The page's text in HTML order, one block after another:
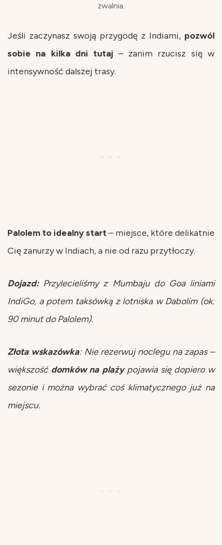
zwalnia.
Jeśli zaczynasz swoją przygodę z Indiami, pozwól
sobie na kilka dni tutaj – zanim rzucisz się w
intensywność dalszej trasy.
Palolem to idealny start– miejsce, które delikatnie
Cię zanurzy w Indiach, a nie od razu przytłoczy.
Dojazd: Przylecieliśmy z Mumbaju do Goa liniami
IndiGo, a potem taksówką z lotniska w Dabolim (ok.
90 minut do Palolem).
Złota wskazówka: Nie rezerwuj noclegu na zapas –
większość domków na plażypojawia się dopiero w
sezonie i można wybrać coś klimatycznego już na
miejscu.